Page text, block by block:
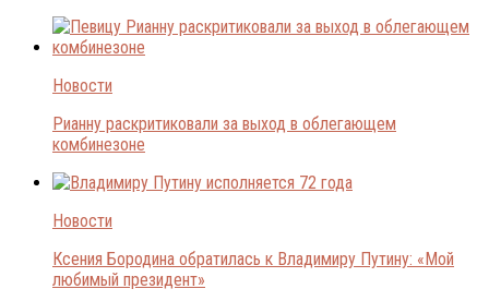
Новости
Рианну раскритиковали за выход в облегающем
комбинезоне
Новости
Ксения Бородина обратилась к Владимиру Путину: «Мой
любимый президент»